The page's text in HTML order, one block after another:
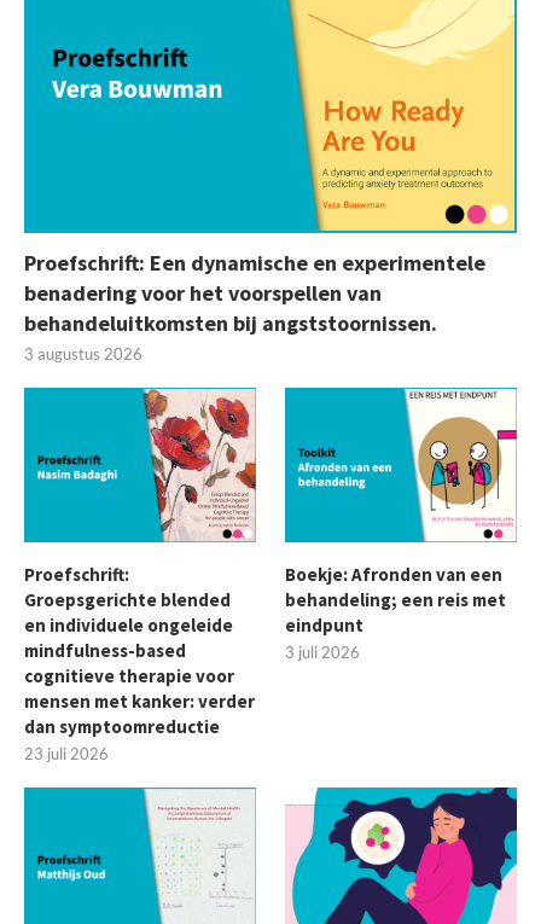
Proefschrift: Een dynamische en experimentele
benadering voor het voorspellen van
behandeluitkomsten bij angststoornissen.
3 augustus 2026
Proefschrift:
Groepsgerichte blended
en individuele ongeleide
mindfulness-based
cognitieve therapie voor
mensen met kanker: verder
dan symptoomreductie
23 juli 2026
Boekje: Afronden van een
behandeling; een reis met
eindpunt
3 juli 2026